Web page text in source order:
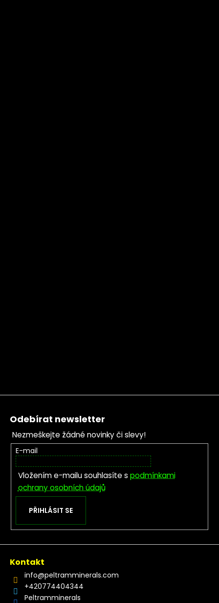
Zápatí
Odebírat newsletter
Nezmeškejte žádné novinky či slevy!
E-mail
Vložením e-mailu souhlasíte s podmínkami
ochrany osobních údajů
PŘIHLÁSIT SE
Kontakt
info@peltramminerals.com
+420774404344
Peltramminerals